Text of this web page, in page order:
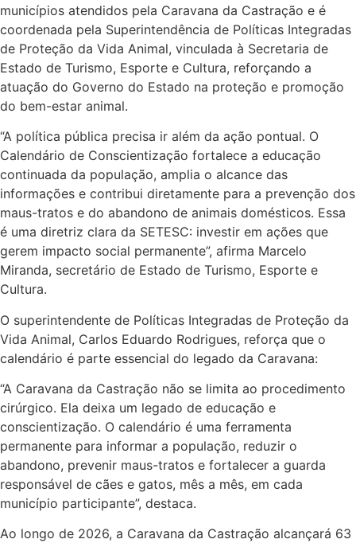
municípios atendidos pela Caravana da Castração e é
coordenada pela Superintendência de Políticas Integradas
de Proteção da Vida Animal, vinculada à Secretaria de
Estado de Turismo, Esporte e Cultura, reforçando a
atuação do Governo do Estado na proteção e promoção
do bem-estar animal.
“A política pública precisa ir além da ação pontual. O
Calendário de Conscientização fortalece a educação
continuada da população, amplia o alcance das
informações e contribui diretamente para a prevenção dos
maus-tratos e do abandono de animais domésticos. Essa
é uma diretriz clara da SETESC: investir em ações que
gerem impacto social permanente”, afirma Marcelo
Miranda, secretário de Estado de Turismo, Esporte e
Cultura.
O superintendente de Políticas Integradas de Proteção da
Vida Animal, Carlos Eduardo Rodrigues, reforça que o
calendário é parte essencial do legado da Caravana:
“A Caravana da Castração não se limita ao procedimento
cirúrgico. Ela deixa um legado de educação e
conscientização. O calendário é uma ferramenta
permanente para informar a população, reduzir o
abandono, prevenir maus-tratos e fortalecer a guarda
responsável de cães e gatos, mês a mês, em cada
município participante”, destaca.
Ao longo de 2026, a Caravana da Castração alcançará 63